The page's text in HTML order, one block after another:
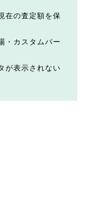
在の査定額を保
・カスタムパー
が表示されない